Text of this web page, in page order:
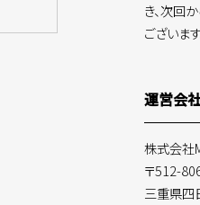
き、次回
ございます
運営会
株式会社
〒512-
三重県四